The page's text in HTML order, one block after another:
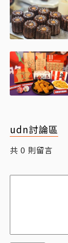
udn討論區
共 0 則留言